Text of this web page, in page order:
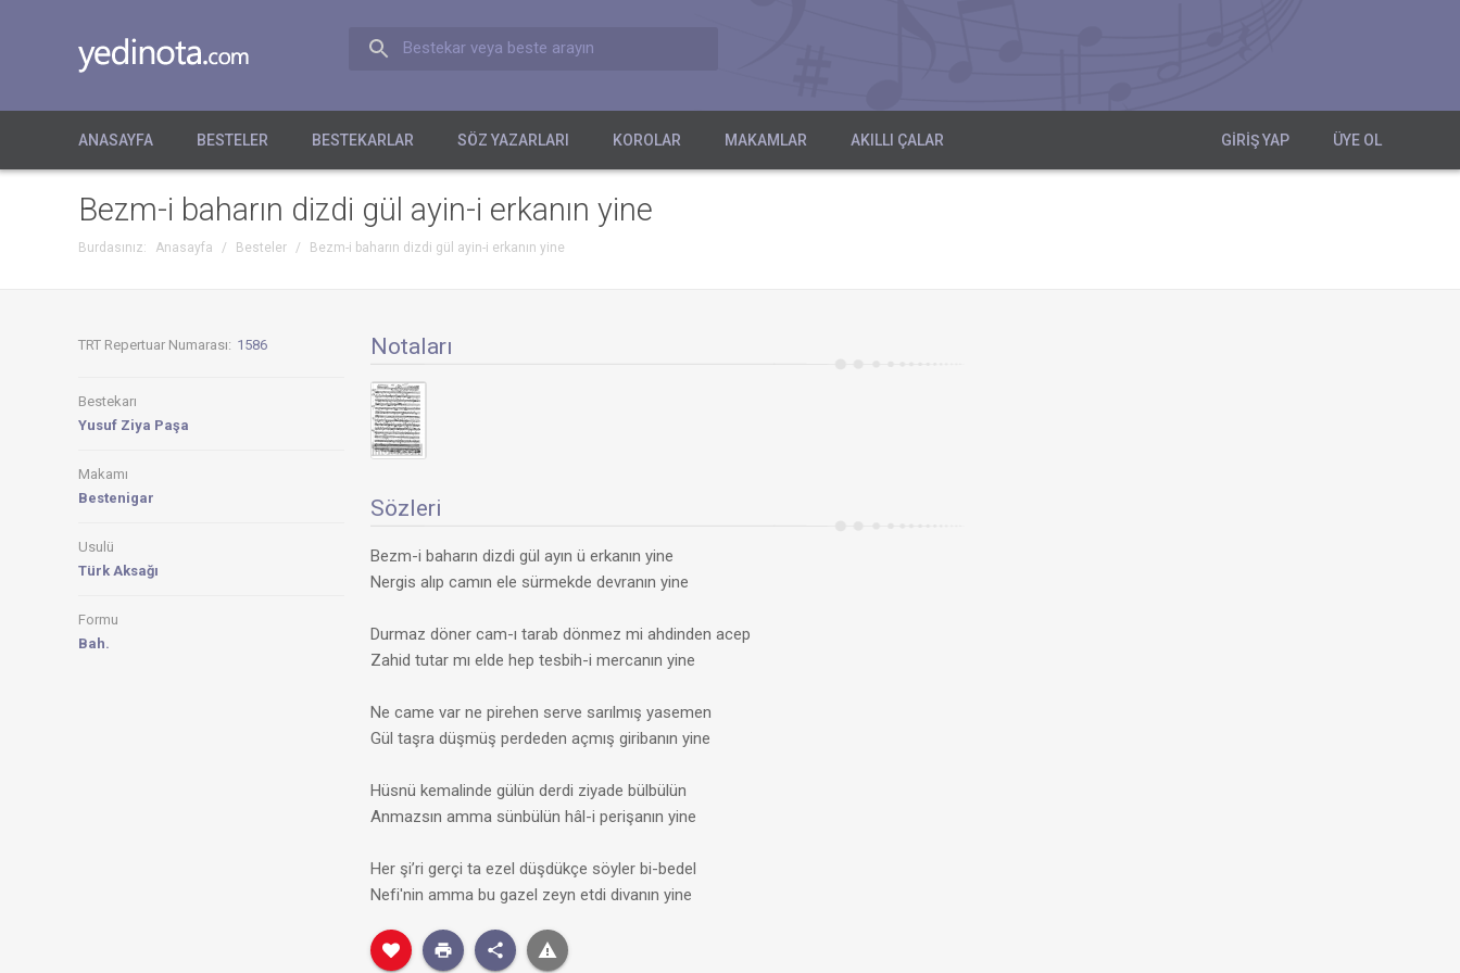
Bestekar veya beste arayın
ANASAYFA BESTELER BESTEKARLAR SÖZ YAZARLARI KOROLAR MAKAMLAR AKILLI ÇALAR GIRIŞ YAP ÜYE OL
Bezm-i baharın dizdi gül ayin-i erkanın yine
Burdasınız: Anasayfa / Besteler / Bezm-i baharın dizdi gül ayin-i erkanın yine
TRT Repertuar Numarası: 1586
Bestekarı
Yusuf Ziya Paşa
Makamı
Bestenigar
Usulü
Türk Aksağı
Formu
Bah.
Notaları
Sözleri
Bezm-i baharın dizdi gül ayın ü erkanın yine
Nergis alıp camın ele sürmekde devranın yine
Durmaz döner cam-ı tarab dönmez mi ahdinden acep
Zahid tutar mı elde hep tesbih-i mercanın yine
Ne came var ne pirehen serve sarılmış yasemen
Gül taşra düşmüş perdeden açmış giribanın yine
Hüsnü kemalinde gülün derdi ziyade bülbülün
Anmazsın amma sünbülün hâl-i perişanın yine
Her şi’ri gerçi ta ezel düşdükçe söyler bi-bedel
Nefi'nin amma bu gazel zeyn etdi divanın yine